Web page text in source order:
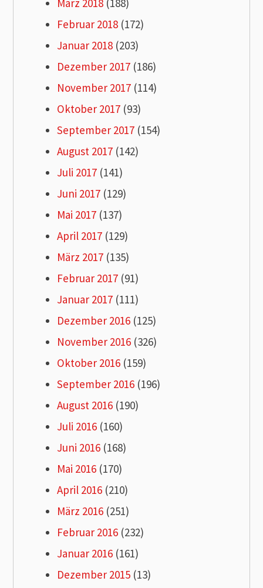
März 2018 (188)
Februar 2018 (172)
Januar 2018 (203)
Dezember 2017 (186)
November 2017 (114)
Oktober 2017 (93)
September 2017 (154)
August 2017 (142)
Juli 2017 (141)
Juni 2017 (129)
Mai 2017 (137)
April 2017 (129)
März 2017 (135)
Februar 2017 (91)
Januar 2017 (111)
Dezember 2016 (125)
November 2016 (326)
Oktober 2016 (159)
September 2016 (196)
August 2016 (190)
Juli 2016 (160)
Juni 2016 (168)
Mai 2016 (170)
April 2016 (210)
März 2016 (251)
Februar 2016 (232)
Januar 2016 (161)
Dezember 2015 (13)